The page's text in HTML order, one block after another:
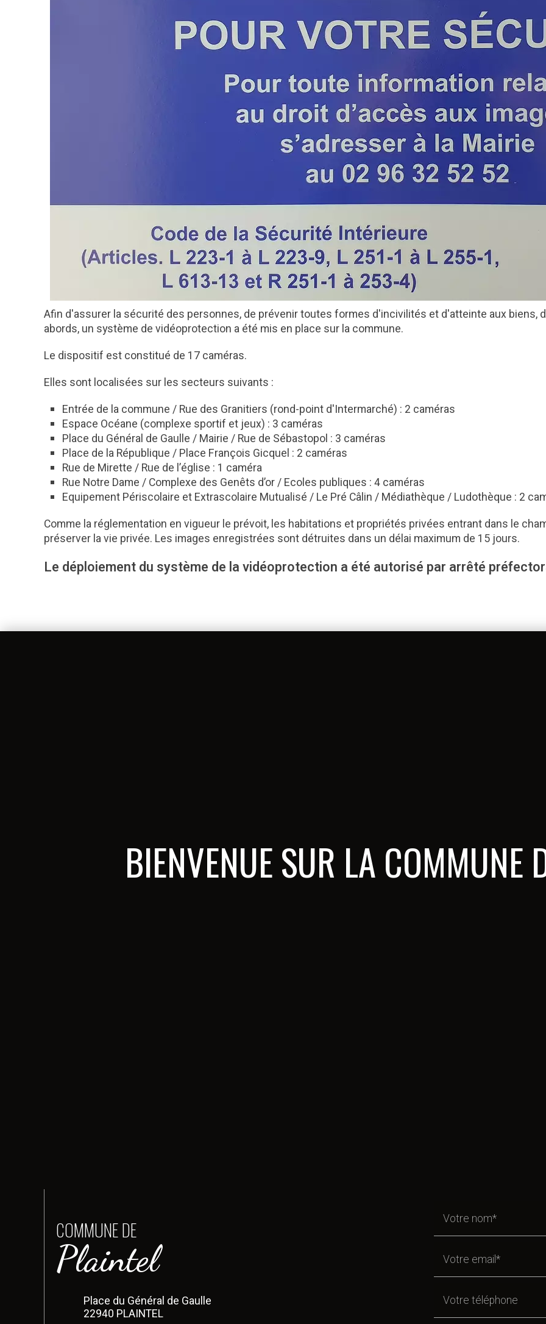
Afin d'assurer la sécurité des personnes, de prévenir toutes formes d'incivilités et d'atteinte aux biens,
abords, un système de vidéoprotection a été mis en place sur la commune.
Le dispositif est constitué de 17 caméras.
Elles sont localisées sur les secteurs suivants :
Entrée de la commune / Rue des Granitiers (rond-point d'Intermarché) : 2 caméras
Espace Océane (complexe sportif et jeux) : 3 caméras
Place du Général de Gaulle / Mairie / Rue de Sébastopol : 3 caméras
Place de la République / Place François Gicquel : 2 caméras
Rue de Mirette / Rue de l’église : 1 caméra
Rue Notre Dame / Complexe des Genêts d’or / Ecoles publiques : 4 caméras
Equipement Périscolaire et Extrascolaire Mutualisé / Le Pré Câlin / Médiathèque / Ludothèque : 2
Comme la réglementation en vigueur le prévoit, les habitations et propriétés privées entrant dans le
préserver la vie privée. Les images enregistrées sont détruites dans un délai maximum de 15 jours.
Le déploiement du système de la vidéoprotection a été autorisé par arrêté
BIENVENUE SUR LACOMMUNE
COMMUNE DE
Plaintel
Place du Général de Gaulle
22940 PLAINTEL